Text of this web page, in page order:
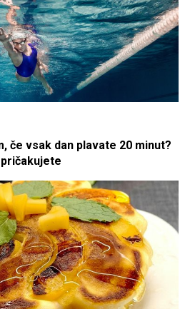
če vsak dan plavate 20 minut?